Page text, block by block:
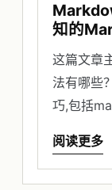
知的
这篇文章
法有哪些
巧,包括
阅读更多